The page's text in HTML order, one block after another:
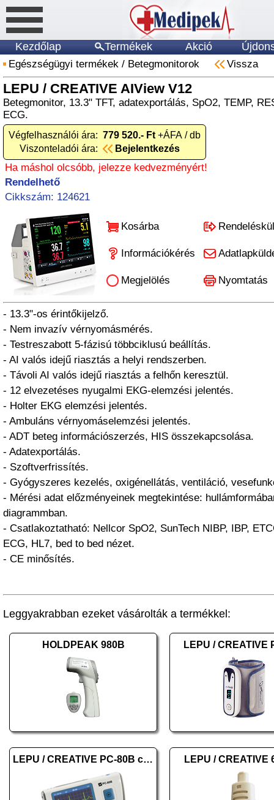
Kezdőlap Termékek Akció
Egészségügyi termékek / Betegmonitorok Vissza
LEPU / CREATIVE AIView V12
Betegmonitor, 13.3" TFT, adatexportálás, SpO2, TEMP,
ECG.
Végfelhasználói ára: 779 520.- Ft +ÁFA / db
Viszonteladói ára:
Bejelentkezés
Ha máshol olcsóbb, jelezze kedvezményért!
Rendelhető
Cikkszám: 124621
Kosárba
Információkérés
Megjelölés Nyomtatás
- 13.3"-os érintőkijelző.
- Nem invazív vérnyomásmérés.
- Testreszabott 5-fázisú többciklusú beállítás.
- AI valós idejű riasztás a helyi rendszerben.
- Távoli AI valós idejű riasztás a felhőn keresztül.
- 12 elvezetéses nyugalmi EKG-elemzési jelentés.
- Holter EKG elemzési jelentés.
- Ambuláns vérnyomáselemzési jelentés.
- ADT beteg információszerzés, HIS összekapcsolása.
- Adatexportálás.
- Szoftverfrissítés.
- Gyógyszeres kezelés, oxigénellátás, ventiláció,
- Mérési adat előzményeinek megtekintése:
diagrammban.
- Csatlakoztatható: Nellcor SpO2, SunTech NIBP, IBP,
ECG, HL7, bed to bed nézet.
- CE minősítés.
Leggyakrabban ezeket vásárolták a termékkel:
HOLDPEAK 980B LEPU / CREATIVE
LEPU / CREATIVE PC-80B color LEPU / CREATIVE